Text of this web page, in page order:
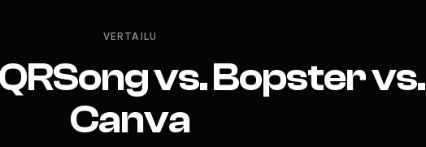
VERTAILU
vs. Bopster vs.
Canva